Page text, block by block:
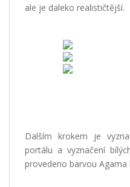
ale je daleko realističtější.
Dalším krokem je
portálu a vyznačení
provedeno barvou Agama